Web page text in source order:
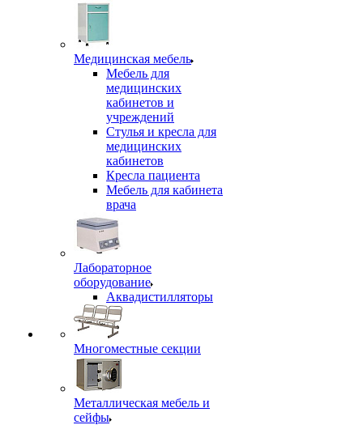
Медицинская мебель
Мебель для
медицинских
кабинетов и
учреждений
Стулья и кресла для
медицинских
кабинетов
Кресла пациента
Мебель для кабинета
врача
Лабораторное
оборудование
Аквадистилляторы
Многоместные секции
Металлическая мебель и
сейфы